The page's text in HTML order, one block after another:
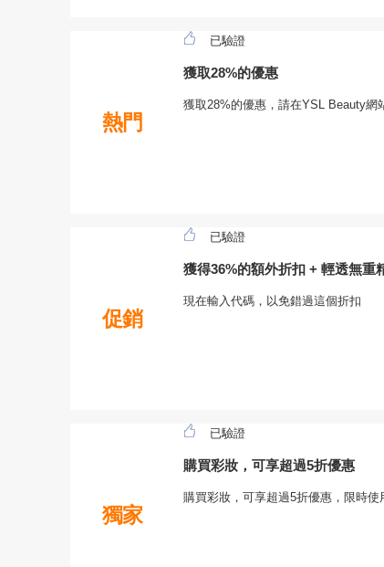
熱門
已驗證
獲取28%的優惠
獲取28%的優惠，請在YSL Beauty網
促銷
已驗證
獲得36%的額外折扣 + 輕透無重
現在輸入代碼，以免錯過這個折扣
獨家
已驗證
購買彩妝，可享超過5折優惠
購買彩妝，可享超過5折優惠，限時使